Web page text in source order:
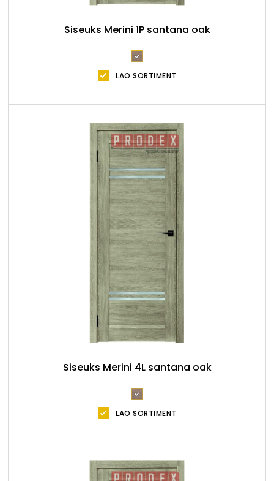
Siseuks Merini 1P santana oak
LAO SORTIMENT
Siseuks Merini 4L santana oak
LAO SORTIMENT